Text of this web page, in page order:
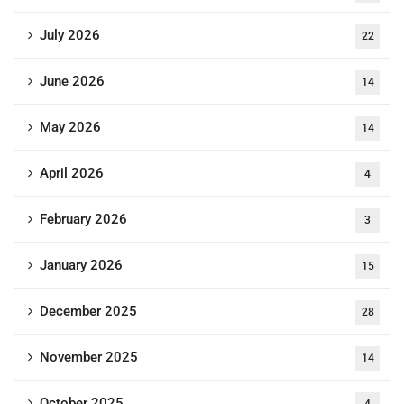
July 2026 22
June 2026 14
May 2026 14
April 2026 4
February 2026 3
January 2026 15
December 2025 28
November 2025 14